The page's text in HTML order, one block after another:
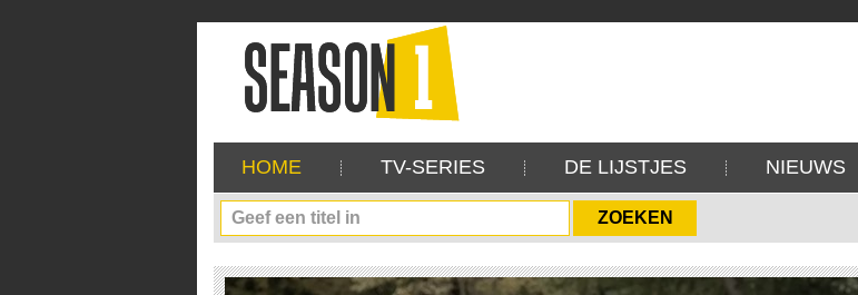
HOME TV-SERIES DE LIJSTJES NIEUWS